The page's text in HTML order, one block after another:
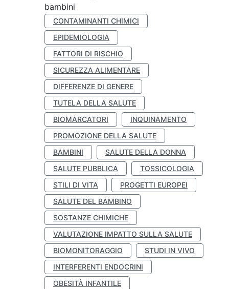
bambini
CONTAMINANTI CHIMICI
EPIDEMIOLOGIA
FATTORI DI RISCHIO
SICUREZZA ALIMENTARE
DIFFERENZE DI GENERE
TUTELA DELLA SALUTE
BIOMARCATORI
INQUINAMENTO
PROMOZIONE DELLA SALUTE
BAMBINI
SALUTE DELLA DONNA
SALUTE PUBBLICA
TOSSICOLOGIA
STILI DI VITA
PROGETTI EUROPEI
SALUTE DEL BAMBINO
SOSTANZE CHIMICHE
VALUTAZIONE IMPATTO SULLA SALUTE
BIOMONITORAGGIO
STUDI IN VIVO
INTERFERENTI ENDOCRINI
OBESITÀ INFANTILE